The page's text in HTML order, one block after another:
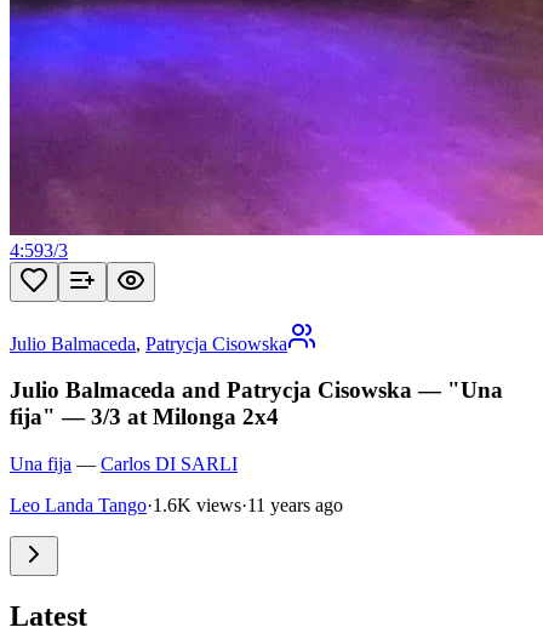
4:593/3
Julio Balmaceda, Patrycja Cisowska
Julio Balmaceda and Patrycja Cisowska — "Una
fija" — 3/3 at Milonga 2x4
Una fija — Carlos DI SARLI
Leo Landa Tango·1.6K views·11 years ago
Latest